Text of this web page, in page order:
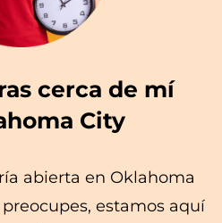
cerca de mí
City
abierta en Oklahoma
estamos aquí